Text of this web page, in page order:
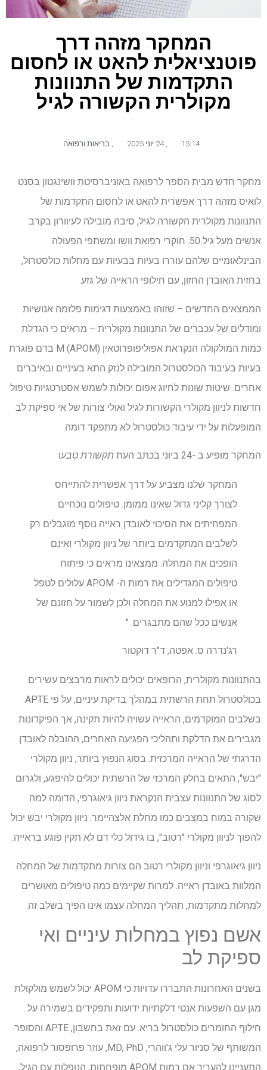
המחקר מזהה דרך
פוטנציאלית להאט או לחסום
התקדמות של התנוונות
מקולרית הקשורה לגיל
15:14 24 יוני 2025 בריאות ורפואה
מחקר חדש מבית הספר לרפואה באוניברסיטת וושינגטון בסנט
לואיס מזהה דרך אפשרית להאט או לחסום התקדמות של
התנוונות מקולרית הקשורה לגיל, סיבה מובילה לעיוורון בקרב
אנשים מעל גיל 50. חוקרי רפואת וושו ומשתפי הפעולה
הבינלאומיים שלהם עוררו בעיות בבעיות עם מחלות כולסטרול,
בחזית האובדן החזון, עם חילופי הראייה של גזע.
הממצאים החדשים – שזוהו באמצעות דגימות פלזמה אנושיות
ומודלים של עכברים של התנוונות מקולרית – מראים כי הגדלת
כמות המולקולה הנקראת אפוליפופרוטאין M (APOM) בדם פוגרת
בעיות בעיבוד הכולסטרול המובילה לנזק התא בעיניים ובאיברים
אחרים. שיטות שונות לחיוג אפום יכולות לשמש אסטרטגיות טיפול
חדשות לניוון מקולרי הקשורות לגיל ואולי צורות של אי ספיקת לב
המופעלות על ידי עיבוד כולסטרול לא מתפקד דומה.
המחקר מופיע ב -24 ביוני בכתב העת תקשורת טבעו
המחקר שלנו מצביע על דרך אפשרית להתייחס
לצורך קליני גדול שאינו ממומן. טיפולים נוכחיים
המפחיתים את הסיכוי לאובדן ראייה נוסף מוגבלים רק
לשלבים המתקדמים ביותר של ניוון מקולרי ואינם
הופכים את המחלה. ממצאינו מראים כי פיתוח
טיפולים המגדילים את רמות ה- APOM עלולים לטפל
או אפילו למנוע את המחלה ולכן לשמור על חזונם של
אנשים ככל שהם מתבגרים. "
רג'נדרה ס. אפטה, ד"ר דוקטור
בהתנוונות מקולרית, הרופאים יכולים לראות מרבצים עשירים
בכולסטרול תחת הרשתית במהלך בדיקת עיניים, על פי APTE.
בשלבים המוקדמים, הראייה עשויה להיות תקינה, אך הפיקדונות
מגבירים את הדלקת ותהליכי הפגיעה האחרים, ההובלה לאובדן
הדרגתי של הראייה המרכזית. בסוג הנפוץ ביותר, ניוון מקולרי
"יבש", התאים בחלק המרכזי של הרשתית יכולים להיפגע, ולגרום
לסוג של התנוונות עצבית הנקראת ניוון גיאוגרפי, הדומה למה
שקורה במוח במצבים כמו מחלת אלצהיימר. ניוון מקולרי יבש יכול
להפוך לניוון מקולרי "רטוב", בו גידול כלי דם לא תקין פוגע בראייה.
ניוון גיאוגרפי וניוון מקולרי רטוב הם צורות מתקדמות של המחלה
המלוות באובדן ראייה. למרות שקיימים כמה טיפולים מאושרים
למחלות מתקדמות, תהליך המחלה עצמו אינו הפיך בשלב זה.
אשם נפוץ במחלות עיניים ואי
ספיקת לב
בשנים האחרונות התבררו עדויות כי APOM יכול לשמש מולקולת
מגן עם השפעות אנטי דלקתיות ידועות ותפקידים בשמירה על
חילוף החומרים כולסטרול בריא. עם זאת בחשבון, APTE והסופר
המשותף של סניור עלי ג'ווהרי, MD, PhD, עוזר פרופסור לרפואה,
התעניינו להעריך אם רמות APOM מופחתות, הנופלות עם הגיל,